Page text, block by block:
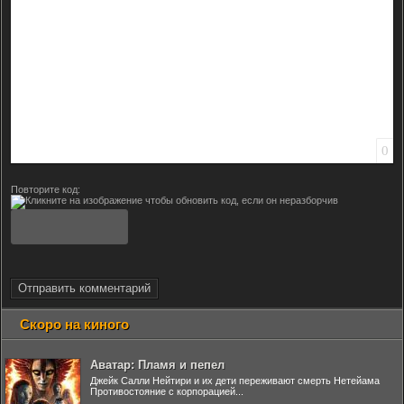
0
Повторите код:
Отправить комментарий
Скоро на киного
Аватар: Пламя и пепел
Джейк Салли Нейтири и их дети переживают смерть Нетейама
Противостояние с корпорацией...